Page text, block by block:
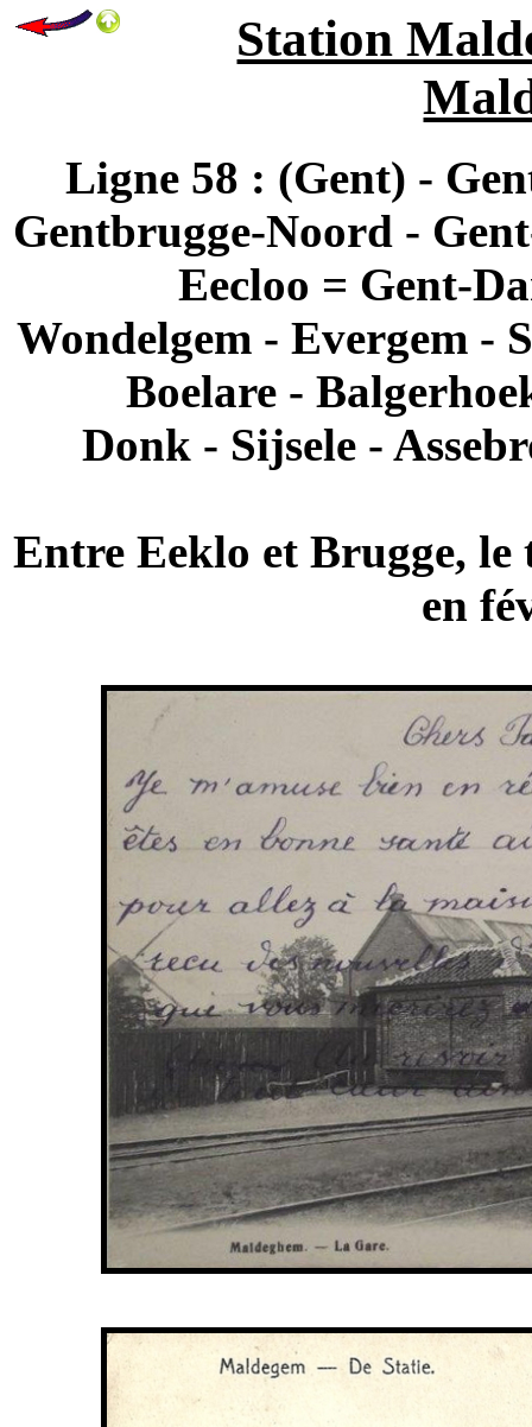
Station
Ligne 58 : (Gent) -
Gentbrugge-Noord -
Eecloo = Gent-
Wondelgem - Evergem -
Boelare -
Donk - Sijsele -
Entre Eeklo et Brugge,
en